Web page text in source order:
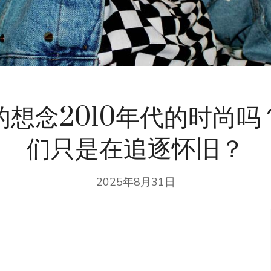
想念2010年代的时尚吗
们只是在追逐怀旧？
2025年8月31日